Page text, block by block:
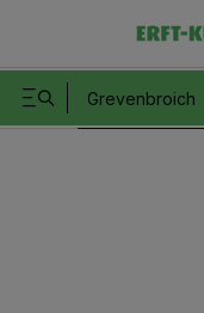
Grevenbroich